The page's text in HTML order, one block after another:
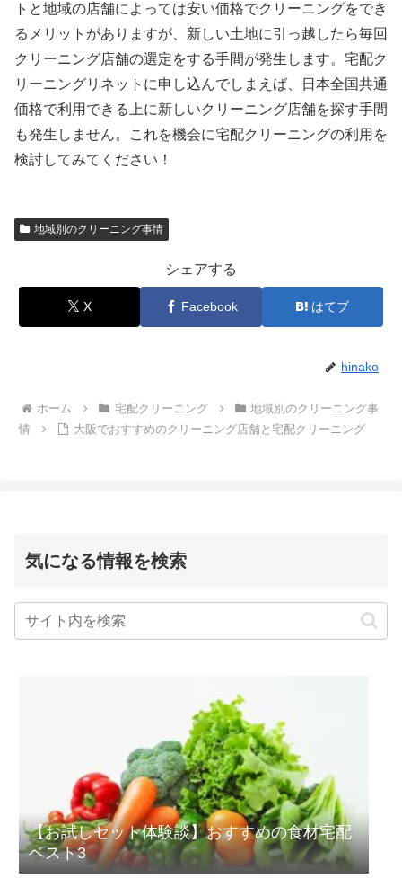
トと地域の店舗によっては安い価格でクリーニングをでき
るメリットがありますが、新しい土地に引っ越したら毎回
クリーニング店舗の選定をする手間が発生します。宅配ク
リーニングリネットに申し込んでしまえば、日本全国共通
価格で利用できる上に新しいクリーニング店舗を探す手間
も発生しません。これを機会に宅配クリーニングの利用を
検討してみてください！
地域別のクリーニング事情
シェアする
X Facebook はてブ
hinako
ホーム 宅配クリーニング
地域別のクリーニング事
情
大阪でおすすめのクリーニング店舗と宅配クリーニング
気になる情報を検索
【お試しセット体験談】おすすめの食材宅配
ベスト3